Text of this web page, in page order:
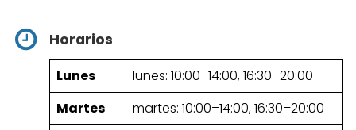
Horarios
Lunes
lunes: 10:00–14:00, 16:30–20:00
Martes
martes: 10:00–14:00, 16:30–20:00